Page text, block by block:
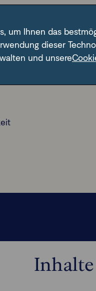
um Ihnen das
dieser
und unsere